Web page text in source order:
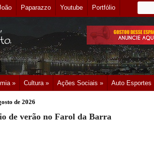
Paparazzo Youtube Portfólio
» Cultura » Ações Sociais » Auto Esportes
de 2026
de verão no Farol da Barra